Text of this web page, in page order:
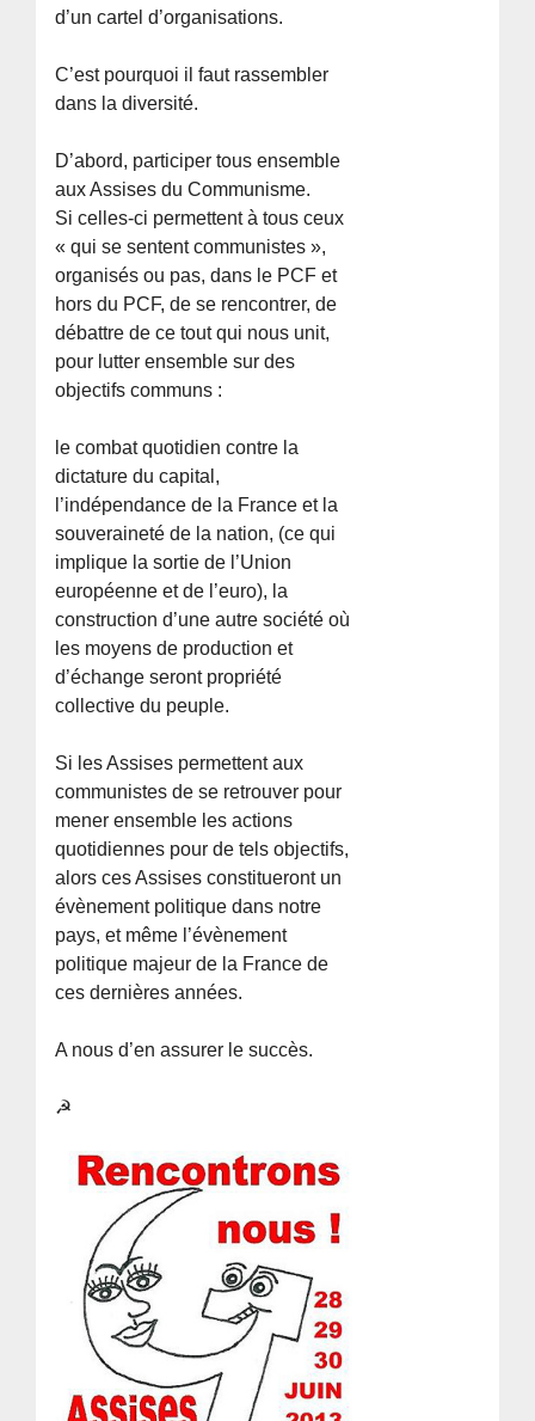
d’un cartel d’organisations.
C’est pourquoi il faut rassembler
dans la diversité.
D’abord, participer tous ensemble
aux Assises du Communisme.
Si celles-ci permettent à tous ceux
« qui se sentent communistes »,
organisés ou pas, dans le PCF et
hors du PCF, de se rencontrer, de
débattre de ce tout qui nous unit,
pour lutter ensemble sur des
objectifs communs :
le combat quotidien contre la
dictature du capital,
l’indépendance de la France et la
souveraineté de la nation, (ce qui
implique la sortie de l’Union
européenne et de l’euro), la
construction d’une autre société où
les moyens de production et
d’échange seront propriété
collective du peuple.
Si les Assises permettent aux
communistes de se retrouver pour
mener ensemble les actions
quotidiennes pour de tels objectifs,
alors ces Assises constitueront un
évènement politique dans notre
pays, et même l’évènement
politique majeur de la France de
ces dernières années.
A nous d’en assurer le succès.
☭